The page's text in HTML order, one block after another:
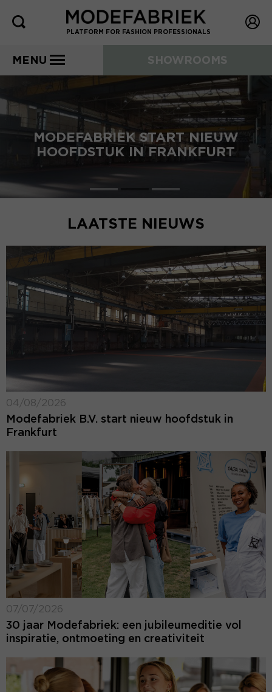
PLATFORM FOR FASHION PROFESSIONALS
MENU SHOWROOMS
MODEFABRIEK START NIEUW
HOOFDSTUK IN FRANKFURT
LAATSTE NIEUWS
04/08/2026
Modefabriek B.V. start nieuw hoofdstuk in
Frankfurt
07/07/2026
30 jaar Modefabriek: een jubileumeditie vol
inspiratie, ontmoeting en creativiteit